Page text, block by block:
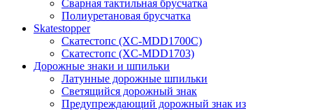
Сварная тактильная брусчатка
Полиуретановая брусчатка
Skatestopper
Скатестопс (XC-MDD1700C)
Скатестопс (XC-MDD1703)
Дорожные знаки и шпильки
Латунные дорожные шпильки
Светящийся дорожный знак
Предупреждающий дорожный знак из